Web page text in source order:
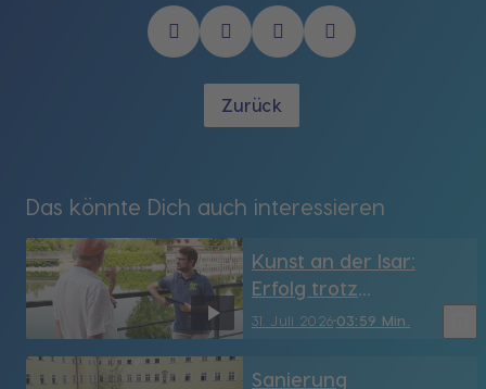
Zurück
Das könnte Dich auch interessieren
31. Juli 202603:59 Min.
Kunst an der Isar:
Erfolg trotz
Vandalismus in
Sanierung